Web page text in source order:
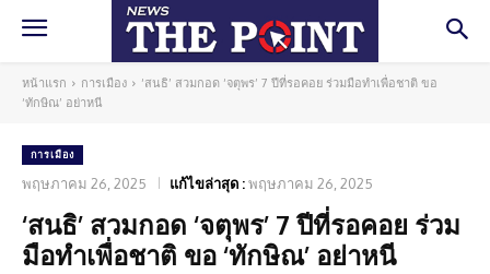
หน้าแรก การเมือง
‘สนธิ’ สวมกอด ‘จตุพร’ 7 ปีที่รอคอย ร่วมมือทำเพื่อชาติ ขอ
‘ทักษิณ’ อย่าหนี
การเมือง
พฤษภาคม 26, 2025 แก้ไขล่าสุด :พฤษภาคม 26, 2025
‘สนธิ’ สวมกอด ‘จตุพร’ 7 ปีที่รอคอย ร่วม
มือทำเพื่อชาติ ขอ ‘ทักษิณ’ อย่าหนี